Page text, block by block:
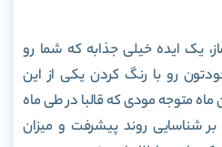
یک ایده خیلی جذابه که شما رو
رو با رنگ کردن یکی از این
ماه متوجه مودی که قالبا در طی ماه
بر شناسایی روند پیشرفت و میزان